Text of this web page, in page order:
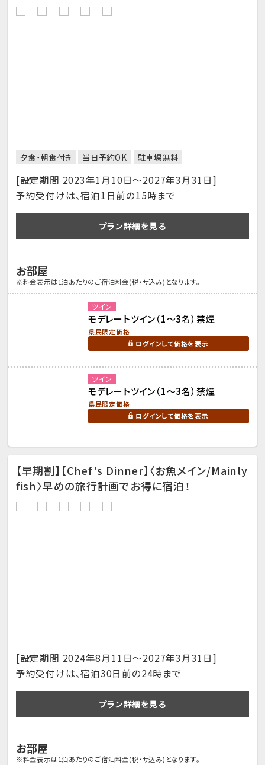
夕食・朝食付き 当日予約OK 駐車場無料
[設定期間 2023年1月10日～2027年3月31日]
予約受付けは、宿泊1日前の15時まで
プラン詳細を見る
お部屋
※料金表示は1泊あたりのご宿泊料金(税・サ込み)となります。
ツイン
モデレートツイン（1～3名）禁煙
県民限定価格
ログインして価格を表示
ツイン
モデレートツイン（1～3名）禁煙
県民限定価格
ログインして価格を表示
【早期割】【Chef's Dinner】〈お魚メイン/Mainly
fish〉早めの旅行計画でお得に宿泊！
[設定期間 2024年8月11日～2027年3月31日]
予約受付けは、宿泊30日前の24時まで
プラン詳細を見る
お部屋
※料金表示は1泊あたりのご宿泊料金(税・サ込み)となります。